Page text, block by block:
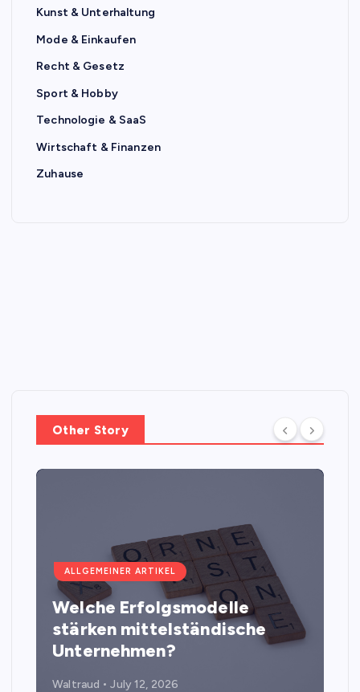
Kunst & Unterhaltung
Mode & Einkaufen
Recht & Gesetz
Sport & Hobby
Technologie & SaaS
Wirtschaft & Finanzen
Zuhause
Other Story
ALLGEMEINER ARTIKEL
Welche Erfolgsmodelle
stärken mittelständische
Unternehmen?
Waltraud July 12, 2026